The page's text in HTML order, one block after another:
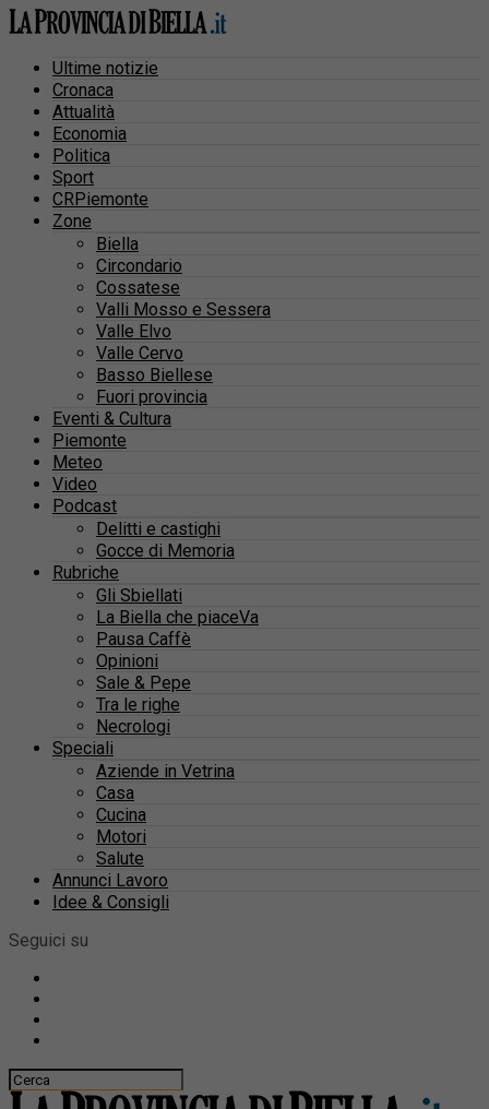
Ultime notizie
Cronaca
Attualità
Economia
Politica
Sport
CRPiemonte
Zone
Biella
Circondario
Cossatese
Valli Mosso e Sessera
Valle Elvo
Valle Cervo
Basso Biellese
Fuori provincia
Eventi & Cultura
Piemonte
Meteo
Video
Podcast
Delitti e castighi
Gocce di Memoria
Rubriche
Gli Sbiellati
La Biella che piaceVa
Pausa Caffè
Opinioni
Sale & Pepe
Tra le righe
Necrologi
Speciali
Aziende in Vetrina
Casa
Cucina
Motori
Salute
Annunci Lavoro
Idee & Consigli
Seguici su